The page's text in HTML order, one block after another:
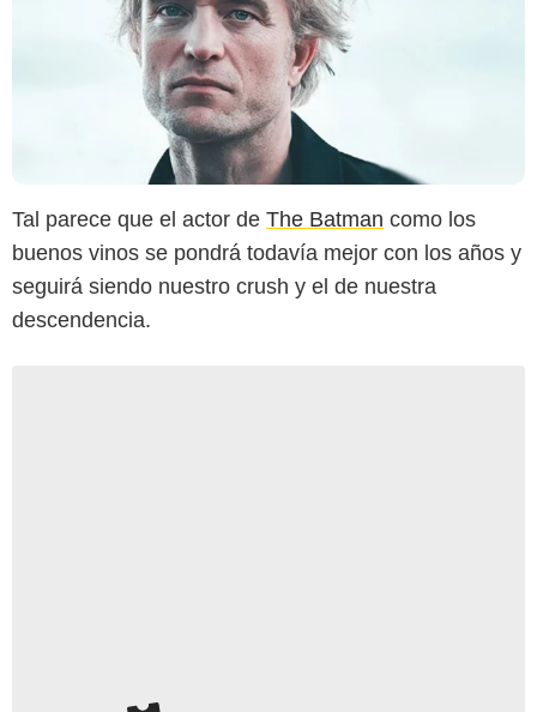
Tal parece que el actor de The Batman como los
buenos vinos se pondrá todavía mejor con los años y
seguirá siendo nuestro crush y el de nuestra
descendencia.